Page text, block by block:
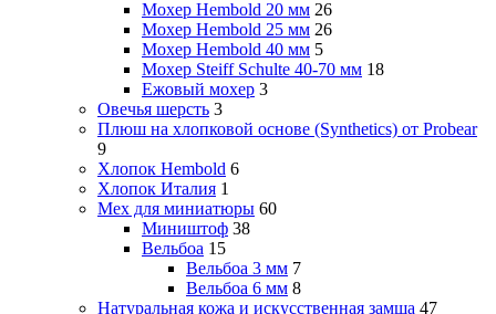
Мохер Hembold 20 мм 26
Мохер Hembold 25 мм 26
Мохер Hembold 40 мм 5
Мохер Steiff Schulte 40-70 мм 18
Ежовый мохер 3
Овечья шерсть 3
Плюш на хлопковой основе (Synthetics) от Probear
9
Хлопок Hembold 6
Хлопок Италия 1
Мех для миниатюры 60
Миништоф 38
Вельбоа 15
Вельбоа 3 мм 7
Вельбоа 6 мм 8
Натуральная кожа и искусственная замша 47